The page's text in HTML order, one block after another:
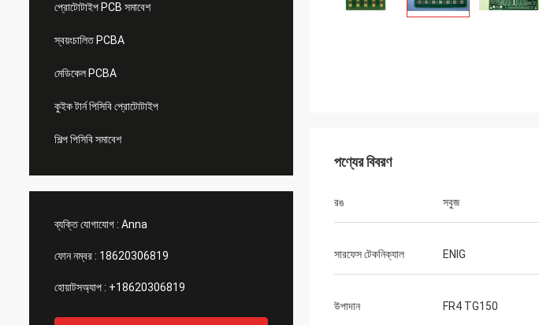
প্রোটোটাইপ PCB সমাবেশ
স্বয়ংচালিত PCBA
মেডিকেল PCBA
কুইক টার্ন পিসিবি প্রোটোটাইপ
শিল্প পিসিবি সমাবেশ
ব্যক্তি যোগাযোগ : Anna
ফোন নম্বর : 18620306819
হোয়াটসঅ্যাপ : +18620306819
পণ্যের বিবরণ
রঙ সবুজ
সারফেস টেকনিক্যাল ENIG
উপাদান FR4 TG150